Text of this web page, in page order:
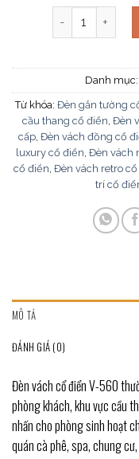
Đèn vách cổ
Danh mục:
Từ khóa: Đèn gắn tường
cầu thang cổ điển Đèn
cấp, Đèn vách đồng cổ
luxury cổ điển Đèn vách
cổ điển Đèn vách retro
trí cổ
MÔ TẢ
ĐÁNH GIÁ (0)
Đèn vách cổ điển V-560
phòng khách, khu vực cầu
nhấn cho phòng sinh hoạt
quán cà phê, spa, chung